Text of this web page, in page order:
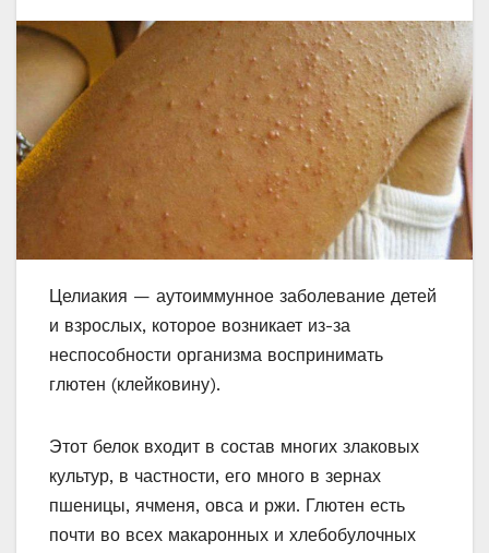
Целиакия — аутоиммунное заболевание детей
и взрослых, которое возникает из-за
неспособности организма воспринимать
глютен (клейковину).
Этот белок входит в состав многих злаковых
культур, в частности, его много в зернах
пшеницы, ячменя, овса и ржи. Глютен есть
почти во всех макаронных и хлебобулочных